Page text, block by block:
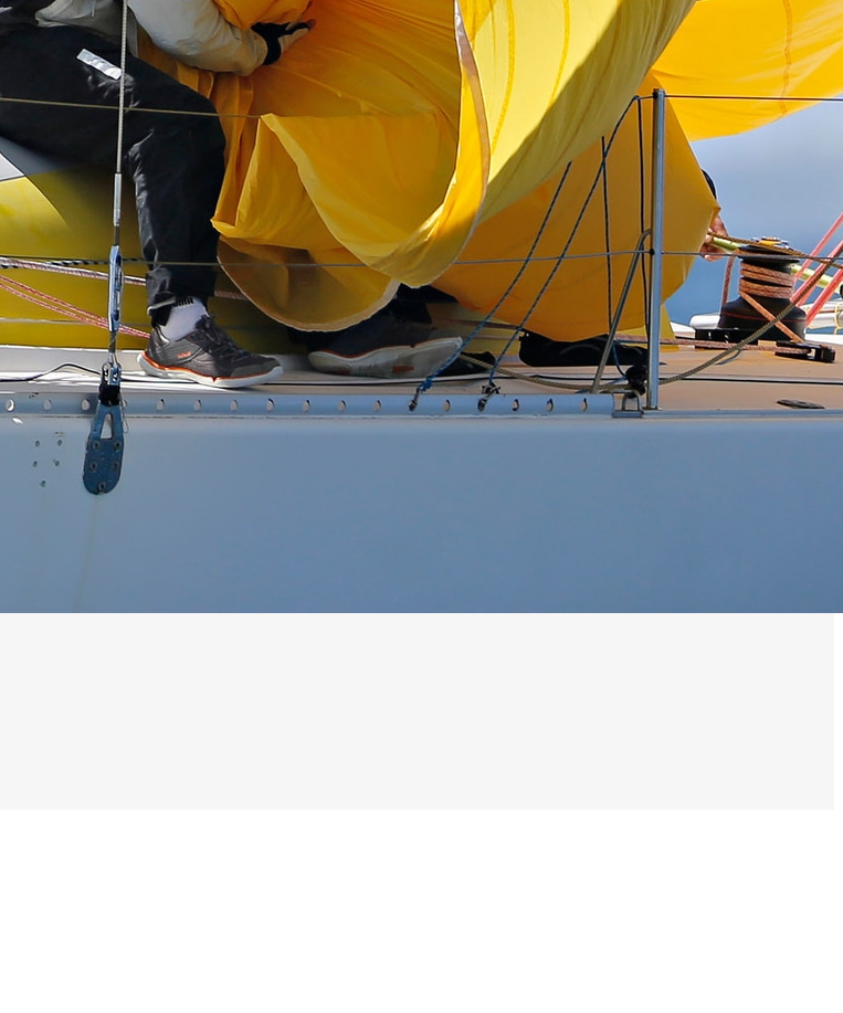
13Mar
Records
,Vitesse absolue
SP80 franchit la barre mythique des 50 noeuds